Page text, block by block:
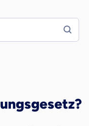
dass